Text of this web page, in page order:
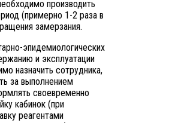
производить
(примерно 1-2 раза в
замерзания.
эпидемиологических
и эксплуатации
назначить сотрудника,
за выполнением
своевременно
кабинок (при
реагентами